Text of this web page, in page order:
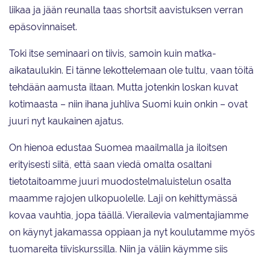
liikaa ja jään reunalla taas shortsit aavistuksen verran
epäsovinnaiset.
Toki itse seminaari on tiivis, samoin kuin matka-
aikataulukin. Ei tänne lekottelemaan ole tultu, vaan töitä
tehdään aamusta iltaan. Mutta jotenkin loskan kuvat
kotimaasta – niin ihana juhliva Suomi kuin onkin – ovat
juuri nyt kaukainen ajatus.
On hienoa edustaa Suomea maailmalla ja iloitsen
erityisesti siitä, että saan viedä omalta osaltani
tietotaitoamme juuri muodostelmaluistelun osalta
maamme rajojen ulkopuolelle. Laji on kehittymässä
kovaa vauhtia, jopa täällä. Vierailevia valmentajiamme
on käynyt jakamassa oppiaan ja nyt koulutamme myös
tuomareita tiiviskurssilla. Niin ja väliin käymme siis